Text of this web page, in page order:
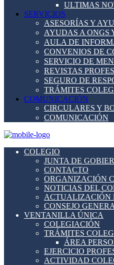
ULTIMAS
SERVICIOS
ASESORÍAS Y
AYUDAS A ONGS
AULA DE
CONVENIOS DE
SERVICIO DE
REVISTAS
SEGURO DE
TRÁMITES
COMUNICACIÓN
CIRCULARES Y
COMUNICACIÓN
COLEGIO
JUNTA DE
CONTACTO
ORGANIZACIÓN
NOTICIAS DEL
ACTUALIZACIÓN
CONSEJO
VENTANILLA ÚNICA
COLEGIACIÓN
TRÁMITES
ÁREA
EJERCICIO
ACTIVIDAD